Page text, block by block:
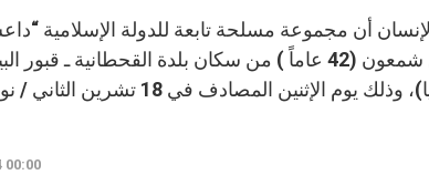
أن مجموعة مسلحة تابعة للدولة الإسلامية
باختطاف المواطن الآشوري السوري نضال شمعون (42 عاماً ) من سكان بلدة
00:00